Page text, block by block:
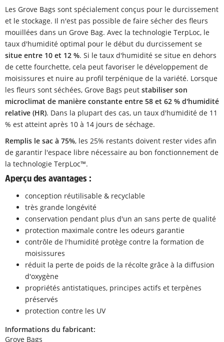
Les Grove Bags sont spécialement conçus pour le durcissement
et le stockage. Il n'est pas possible de faire sécher des fleurs
mouillées dans un Grove Bag. Avec la technologie TerpLoc, le
taux d'humidité optimal pour le début du durcissement se
situe entre 10 et 12 %. Si le taux d'humidité se situe en dehors
de cette fourchette, cela peut favoriser le développement de
moisissures et nuire au profil terpénique de la variété. Lorsque
les fleurs sont séchées, Grove Bags peut stabiliser son
microclimat de manière constante entre 58 et 62 % d'humidité
relative (HR). Dans la plupart des cas, un taux d'humidité de 11
% est atteint après 10 à 14 jours de séchage.
Remplis le sac à 75%, les 25% restants doivent rester vides afin
de garantir l'espace libre nécessaire au bon fonctionnement de
la technologie TerpLoc™.
Aperçu des avantages :
conception réutilisable & recyclable
très grande longévité
conservation pendant plus d'un an sans perte de qualité
protection maximale contre les odeurs garantie
contrôle de l'humidité protège contre la formation de
moisissures
réduit la perte de poids de la récolte grâce à la diffusion
d'oxygène
propriétés antistatiques, principes actifs et terpènes
préservés
protection contre les UV
Informations du fabricant:
Grove Bags